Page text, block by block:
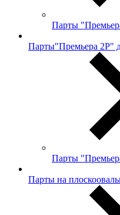
Парты
Парты"Премьера 2Р"
Парты
Парты на